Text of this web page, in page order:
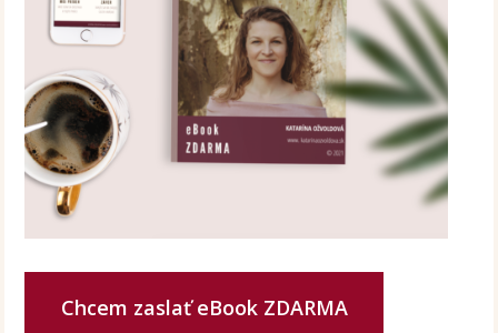
Chcem zaslať eBook ZDARMA